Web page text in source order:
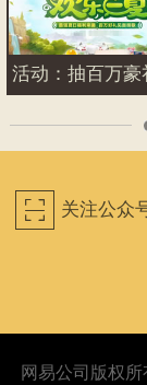
活动：抽百万豪
򰀁 关注公众
网易公司版权所